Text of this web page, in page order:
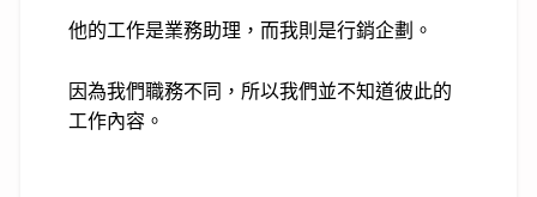
他的工作是業務助理，而我則是行銷企劃。
因為我們職務不同，所以我們並不知道彼此的
工作內容。